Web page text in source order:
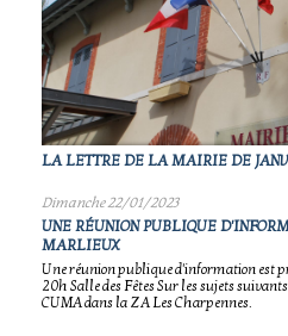
LA LETTRE DE LA MAIRIE DE
Dimanche 22/01/2023
UNE RÉUNION PUBLIQUE
MARLIEUX
Une réunion publique d'information est
20h Salle des Fêtes Sur les sujets
CUMA dans la ZA Les Charpennes.